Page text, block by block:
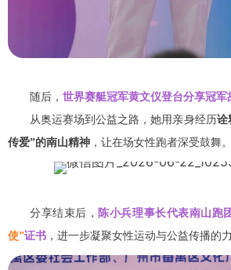
随后， 世界赛艇冠军黄文仪登台分享冠军
从奥运赛场到公益之路，她用亲身经历诠
传爱”的南山精神 ，让在场女性跑者深受鼓舞。
分享结束后， 陈小兵理事长代表南山跑
使”证书 ，进一步凝聚女性运动与公益传播的力